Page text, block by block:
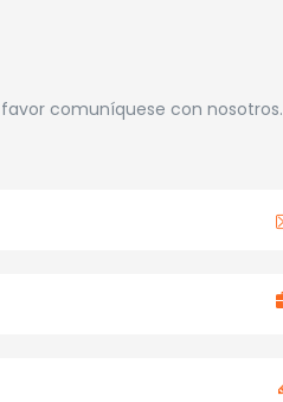
comuníquese con nosotros.